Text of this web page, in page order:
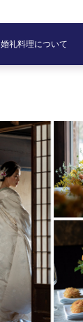
婚礼料理について